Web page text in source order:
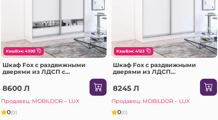
КэшБэк: 4300
Шкаф Fox с раздвижными
дверями из ЛДСП с
(200x60x210H см) Белый
8600 Л
Продавец: MOBILDOR – LUX
0(0)
КэшБэк: 4123
Шкаф Fox с раздвижными
дверями из ЛДСП
8245 Л
Продавец: MOBILDOR – LUX
0(0)